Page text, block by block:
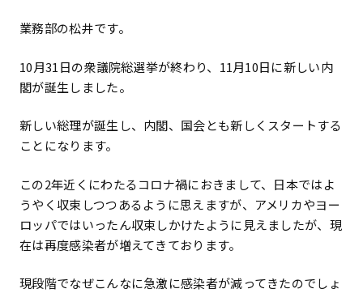
業務部の松井です。
10月31日の衆議院総選挙が終わり、11月10日に新しい内
閣が誕生しました。
新しい総理が誕生し、内閣、国会とも新しくスタートする
ことになります。
この2年近くにわたるコロナ禍におきまして、日本ではよ
うやく収束しつつあるように思えますが、アメリカやヨー
ロッパではいったん収束しかけたように見えましたが、現
在は再度感染者が増えてきております。
現段階でなぜこんなに急激に感染者が減ってきたのでしょ